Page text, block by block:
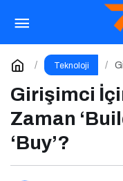
Teknoloji
Girişimci
Zaman
‘Buy’?
Crisis
Çalışabilen Açık
Yorum Yap